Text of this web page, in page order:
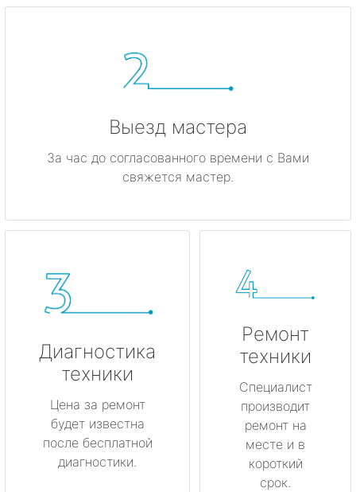
Выезд мастера
За час до согласованного времени с Вами
свяжется мастер.
Диагностика
техники
Цена за ремонт
будет известна
после бесплатной
диагностики.
Ремонт
техники
Специалист
производит
ремонт на
месте и в
короткий
срок.